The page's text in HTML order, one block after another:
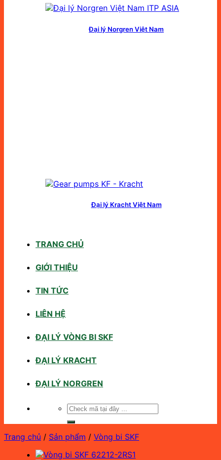
Đại lý Norgren Việt Nam
Đại lý Kracht Việt Nam
TRANG CHỦ
GIỚI THIỆU
TIN TỨC
LIÊN HỆ
ĐẠI LÝ VÒNG BI SKF
ĐẠI LÝ KRACHT
ĐẠI LÝ NORGREN
Tìm
Trang chủ / Sản phẩm / Vòng bi SKF